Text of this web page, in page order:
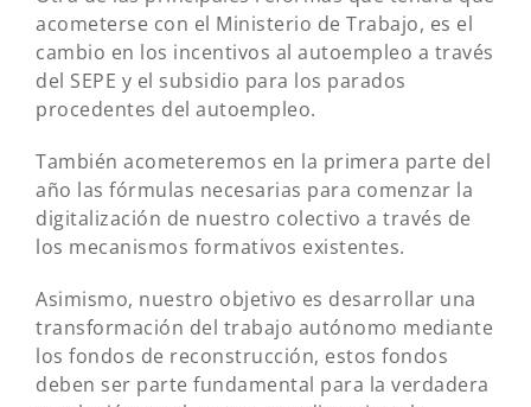
acometerse con el Ministerio de Trabajo, es el
cambio en los incentivos al autoempleo a través
del SEPE y el subsidio para los parados
procedentes del autoempleo.
También acometeremos en la primera parte del
año las fórmulas necesarias para comenzar la
digitalización de nuestro colectivo a través de
los mecanismos formativos existentes.
Asimismo, nuestro objetivo es desarrollar una
transformación del trabajo autónomo mediante
los fondos de reconstrucción, estos fondos
deben ser parte fundamental para la verdadera